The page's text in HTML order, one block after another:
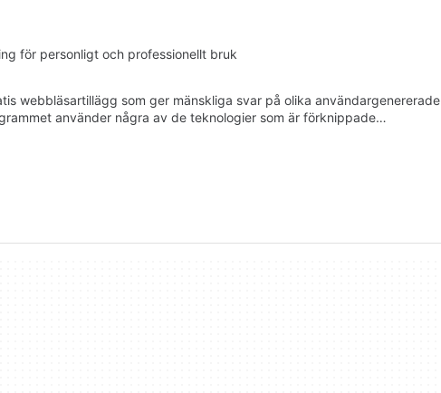
för personligt och professionellt bruk
webbläsartillägg som ger mänskliga svar på olika användargenererade
använder några av de teknologier som är förknippade…